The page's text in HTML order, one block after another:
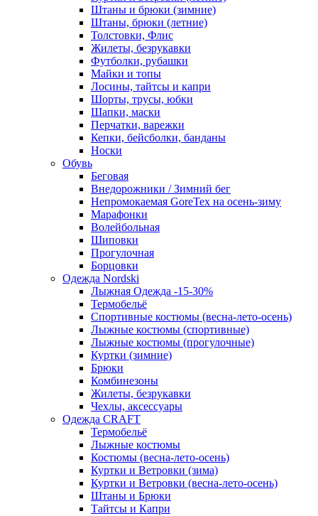
Штаны и брюки (зимние)
Штаны, брюки (летние)
Толстовки, Флис
Жилеты, безрукавки
Футболки, рубашки
Майки и топы
Лосины, тайтсы и капри
Шорты, трусы, юбки
Шапки, маски
Перчатки, варежки
Кепки, бейсболки, банданы
Носки
Обувь
Беговая
Внедорожники / Зимний бег
Непромокаемая GoreTex на осень-зиму
Марафонки
Волейбольная
Шиповки
Прогулочная
Борцовки
Одежда Nordski
Лыжная Одежда -15-30%
Термобельё
Спортивные костюмы (весна-лето-осень)
Лыжные костюмы (спортивные)
Лыжные костюмы (прогулочные)
Куртки (зимние)
Брюки
Комбинезоны
Жилеты, безрукавки
Чехлы, аксессуары
Одежда CRAFT
Термобельё
Лыжные костюмы
Костюмы (весна-лето-осень)
Куртки и Ветровки (зима)
Куртки и Ветровки (весна-лето-осень)
Штаны и Брюки
Тайтсы и Капри